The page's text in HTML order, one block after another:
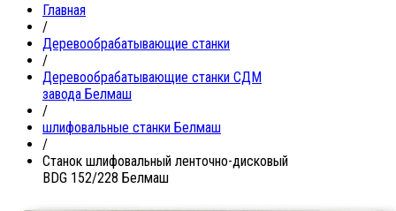
Главная
/
Деревообрабатывающие станки
/
Деревообрабатывающие станки СДМ
завода Белмаш
/
шлифовальные станки Белмаш
/
Станок шлифовальный ленточно-дисковый
BDG 152/228 Белмаш